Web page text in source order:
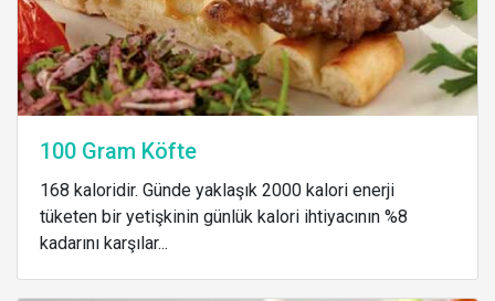
100 Gram Köfte
168 kaloridir. Günde yaklaşık 2000 kalori enerji
tüketen bir yetişkinin günlük kalori ihtiyacının %8
kadarını karşılar...